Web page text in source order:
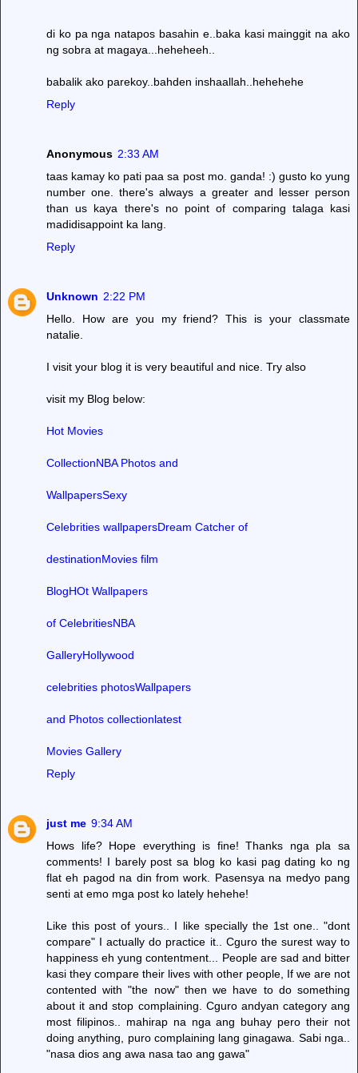
di ko pa nga natapos basahin e..baka kasi mainggit na ako
ng sobra at magaya...heheheeh..
babalik ako parekoy..bahden inshaallah..hehehehe
Reply
Anonymous 2:33 AM
taas kamay ko pati paa sa post mo. ganda! :) gusto ko yung
number one. there's always a greater and lesser person
than us kaya there's no point of comparing talaga kasi
madidisappoint ka lang.
Reply
Unknown 2:22 PM
Hello. How are you my friend? This is your classmate
natalie.
I visit your blog it is very beautiful and nice. Try also
visit my Blog below:
Hot Movies
CollectionNBA Photos and
WallpapersSexy
Celebrities wallpapersDream Catcher of
destinationMovies film
BlogHOt Wallpapers
of CelebritiesNBA
GalleryHollywood
celebrities photosWallpapers
and Photos collectionlatest
Movies Gallery
Reply
just me 9:34 AM
Hows life? Hope everything is fine! Thanks nga pla sa
comments! I barely post sa blog ko kasi pag dating ko ng
flat eh pagod na din from work. Pasensya na medyo pang
senti at emo mga post ko lately hehehe!
Like this post of yours.. I like specially the 1st one.. "dont
compare" I actually do practice it.. Cguro the surest way to
happiness eh yung contentment... People are sad and bitter
kasi they compare their lives with other people, If we are not
contented with "the now" then we have to do something
about it and stop complaining. Cguro andyan category ang
most filipinos.. mahirap na nga ang buhay pero their not
doing anything, puro complaining lang ginagawa. Sabi nga..
"nasa dios ang awa nasa tao ang gawa"